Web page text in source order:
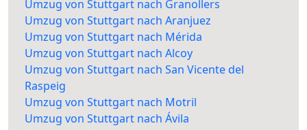
Umzug von Stuttgart nach Granollers
Umzug von Stuttgart nach Aranjuez
Umzug von Stuttgart nach Mérida
Umzug von Stuttgart nach Alcoy
Umzug von Stuttgart nach San Vicente del
Raspeig
Umzug von Stuttgart nach Motril
Umzug von Stuttgart nach Ávila